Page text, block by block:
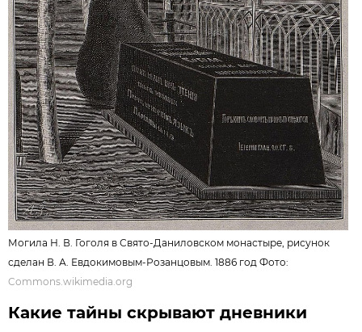
Могила Н. В. Гоголя в Свято-Даниловском монастыре, рисунок
сделан В. А. Евдокимовым-Розанцовым. 1886 год Фото:
Commons.wikimedia.org
Какие тайны скрывают дневники